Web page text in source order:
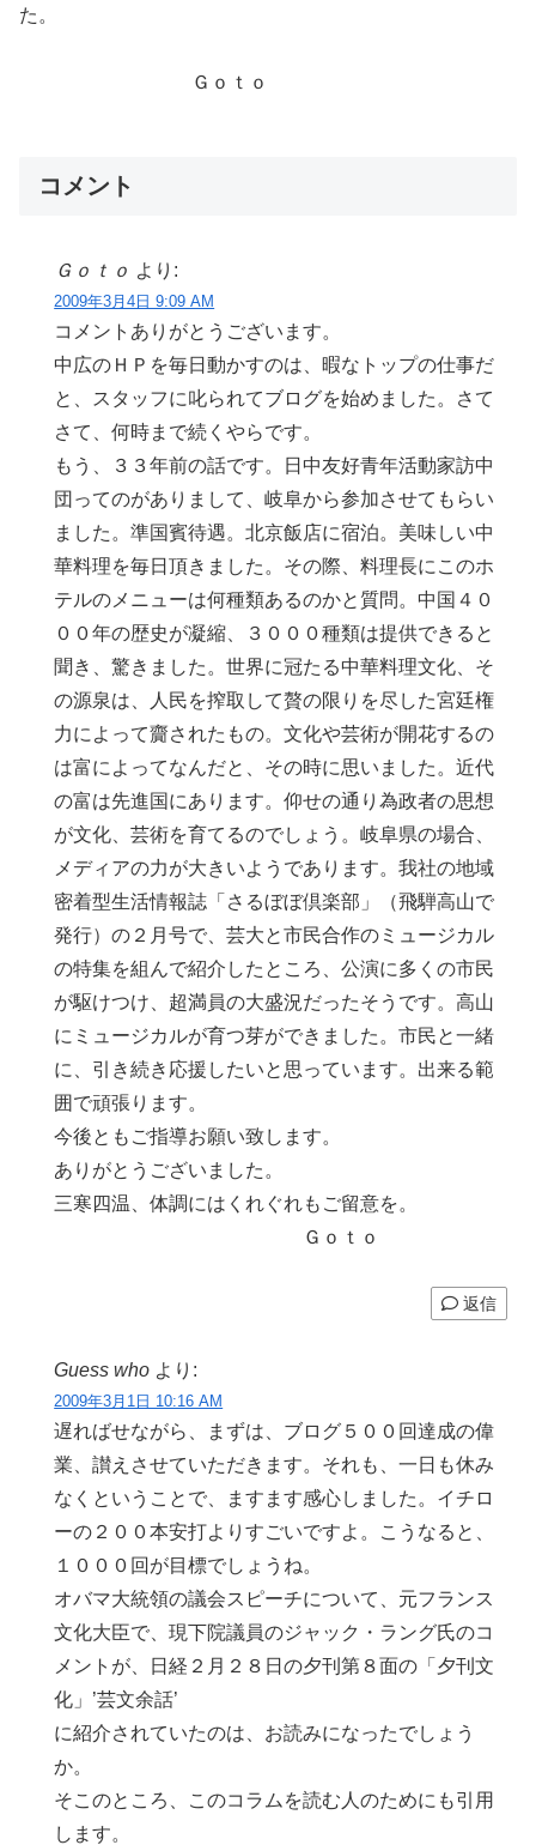
た。
Ｇｏｔｏ
コメント
Ｇｏｔｏ より:
2009年3月4日 9:09 AM
コメントありがとうございます。
中広のＨＰを毎日動かすのは、暇なトップの仕事だ
と、スタッフに叱られてブログを始めました。さて
さて、何時まで続くやらです。
もう、３３年前の話です。日中友好青年活動家訪中
団ってのがありまして、岐阜から参加させてもらい
ました。準国賓待遇。北京飯店に宿泊。美味しい中
華料理を毎日頂きました。その際、料理長にこのホ
テルのメニューは何種類あるのかと質問。中国４０
００年の歴史が凝縮、３０００種類は提供できると
聞き、驚きました。世界に冠たる中華料理文化、そ
の源泉は、人民を搾取して贅の限りを尽した宮廷権
力によって齎されたもの。文化や芸術が開花するの
は富によってなんだと、その時に思いました。近代
の富は先進国にあります。仰せの通り為政者の思想
が文化、芸術を育てるのでしょう。岐阜県の場合、
メディアの力が大きいようであります。我社の地域
密着型生活情報誌「さるぼぼ倶楽部」（飛騨高山で
発行）の２月号で、芸大と市民合作のミュージカル
の特集を組んで紹介したところ、公演に多くの市民
が駆けつけ、超満員の大盛況だったそうです。高山
にミュージカルが育つ芽ができました。市民と一緒
に、引き続き応援したいと思っています。出来る範
囲で頑張ります。
今後ともご指導お願い致します。
ありがとうございました。
三寒四温、体調にはくれぐれもご留意を。
Ｇｏｔｏ
返信
Guess who より:
2009年3月1日 10:16 AM
遅ればせながら、まずは、ブログ５００回達成の偉
業、讃えさせていただきます。それも、一日も休み
なくということで、ますます感心しました。イチロ
ーの２００本安打よりすごいですよ。こうなると、
１０００回が目標でしょうね。
オバマ大統領の議会スピーチについて、元フランス
文化大臣で、現下院議員のジャック・ラング氏のコ
メントが、日経２月２８日の夕刊第８面の「夕刊文
化」’芸文余話’
に紹介されていたのは、お読みになったでしょう
か。
そこのところ、このコラムを読む人のためにも引用
します。